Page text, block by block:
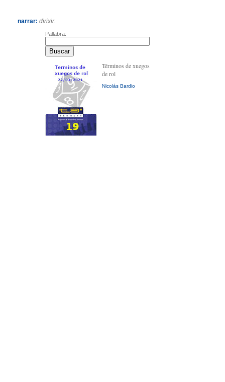
narrar: dirixir.
Pallabra:
Términos de xuegos
de rol
Nicolás Bardio